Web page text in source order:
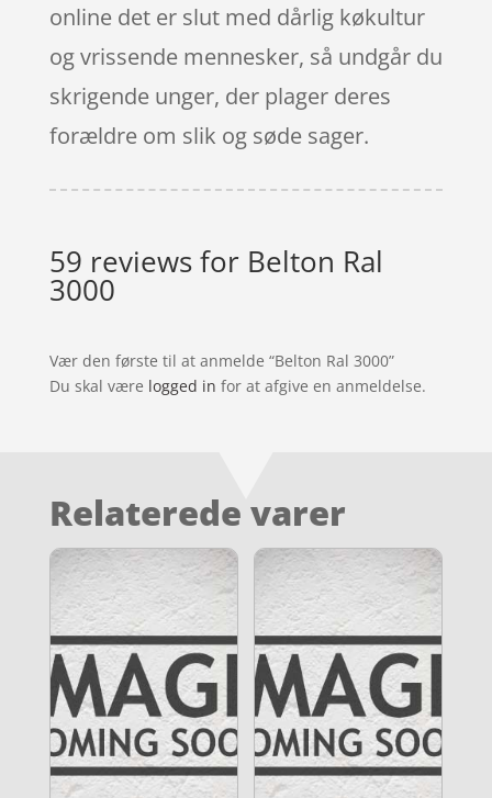
online det er slut med dårlig køkultur
og vrissende mennesker, så undgår du
skrigende unger, der plager deres
forældre om slik og søde sager.
59 reviews for Belton Ral
3000
Vær den første til at anmelde “Belton Ral 3000”
Du skal være logged in for at afgive en anmeldelse.
Relaterede varer